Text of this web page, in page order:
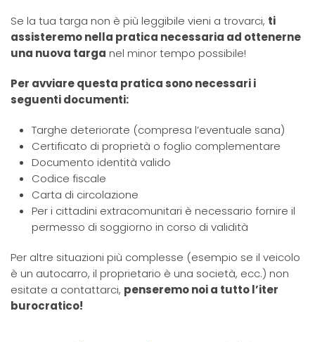
Se la tua targa non è più leggibile vieni a trovarci, ti
assisteremo nella pratica necessaria ad ottenerne
una nuova targa nel minor tempo possibile!
Per avviare questa pratica sono necessari i
seguenti documenti:
Targhe deteriorate (compresa l’eventuale sana)
Certificato di proprietà o foglio complementare
Documento identità valido
Codice fiscale
Carta di circolazione
Per i cittadini extracomunitari è necessario fornire il
permesso di soggiorno in corso di validità
Per altre situazioni più complesse (esempio se il veicolo
è un autocarro, il proprietario è una società, ecc.) non
esitate a contattarci, penseremo noi a tutto l’iter
burocratico!